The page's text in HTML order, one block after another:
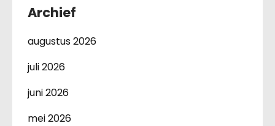
Archief
augustus 2026
juli 2026
juni 2026
mei 2026